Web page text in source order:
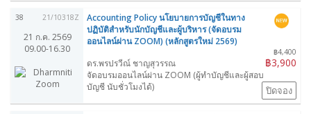
38 21/10318Z
21 ก.ค. 2569
09.00-16.30
Accounting Policy นโยบายการบัญชีในทาง
ปฏิบัติสำหรับนักบัญชีและผู้บริหาร (จัดอบรม
ออนไลน์ผ่าน ZOOM) (หลักสูตรใหม่ 2569)
฿4,400
฿3,900
ดร.พรปรวีณ์ ชาญสุวรรณ
จัดอบรมออนไลน์ผ่าน ZOOM (ผู้ทำบัญชีและผู้สอบ
บัญชี นับชั่วโมงได้)
ปิดจอง